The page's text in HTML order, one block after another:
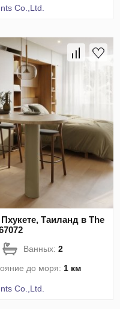
Co.,Ltd.
Таиланд в The
Ванных:2
до моря: 1 км
Co.,Ltd.